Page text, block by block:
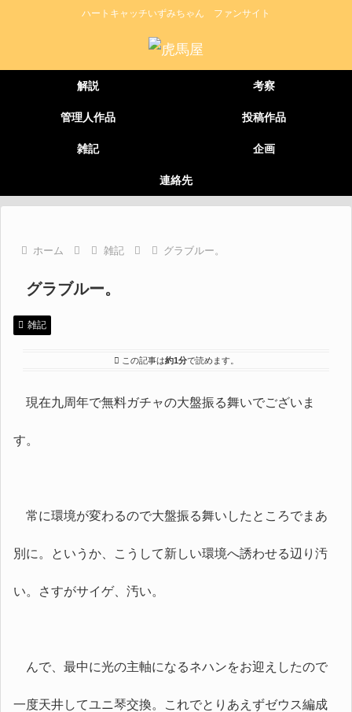
ハートキャッチいずみちゃん ファンサイト
解説 考察
管理人作品 投稿作品
雑記 企画
連絡先
ホーム 雑記 グラブルー。
グラブルー。
雑記
この記事は約1分で読めます。
現在九周年で無料ガチャの大盤振る舞いでございま
す。
常に環境が変わるので大盤振る舞いしたところでまあ
別に。というか、こうして新しい環境へ誘わせる辺り汚
い。さすがサイゲ、汚い。
んで、最中に光の主軸になるネハンをお迎えしたので
一度天井してユニ琴交換。これでとりあえずゼウス編成